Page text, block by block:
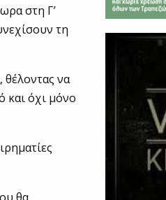
στη Γ’
τη
θέλοντας να
και όχι μόνο
θα